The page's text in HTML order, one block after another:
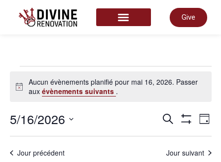
Give
Notice
Aucun évènements planifié pour mai 16, 2026. Passer
auxévènements suivants .
RechercheJour
5/16/2026
une
Jour précédent Jour suivant